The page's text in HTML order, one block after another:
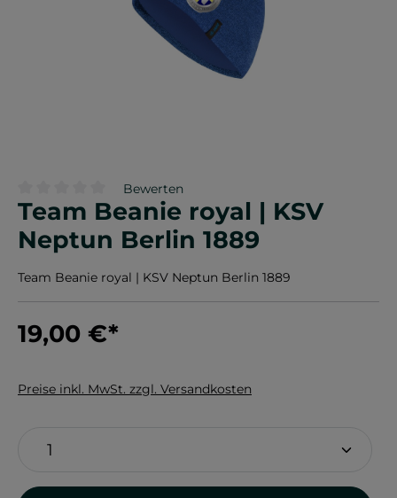
Durchschnittliche Bewertung von 0 von 5 Sternen
Bewerten
Team Beanie royal | KSV
Neptun Berlin 1889
Team Beanie royal | KSV Neptun Berlin 1889
19,00 €*
Preise inkl. MwSt. zzgl. Versandkosten